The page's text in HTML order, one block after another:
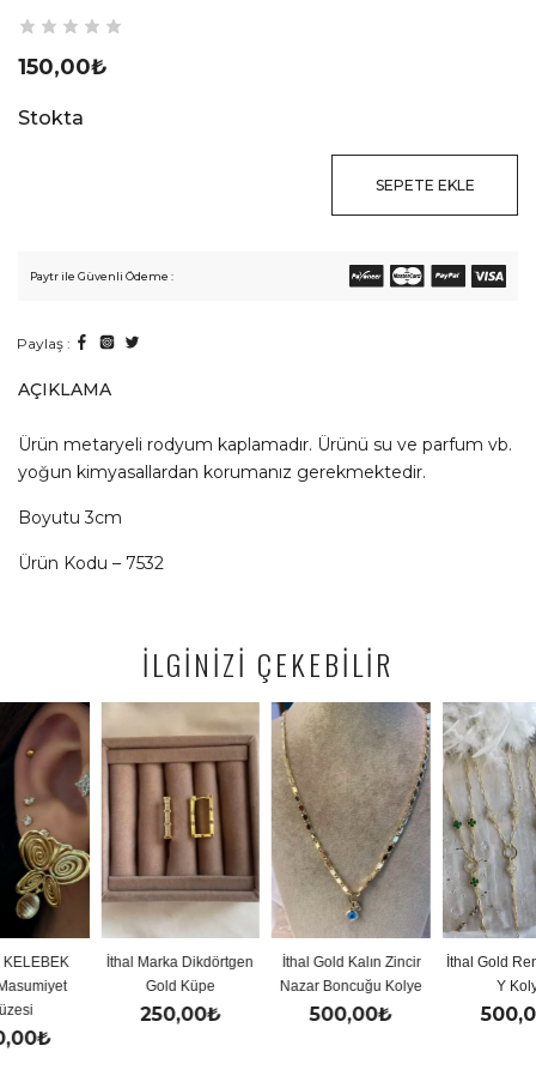
150,00₺
Stokta
SEPETE EKLE
Paytr ile Güvenli Ödeme :
Paylaş :
AÇIKLAMA
Ürün metaryeli rodyum kaplamadır. Ürünü su ve parfum vb.
yoğun kimyasallardan korumanız gerekmektedir.
Boyutu 3cm
Ürün Kodu – 7532
İLGİNİZİ ÇEKEBİLİR
İthal Marka Dikdörtgen
Gold Küpe
İthal Gold Kalın Zincir
Nazar Boncuğu Kolye
₺
İthal Gold Renkli Yonca
Y Kolye
₺